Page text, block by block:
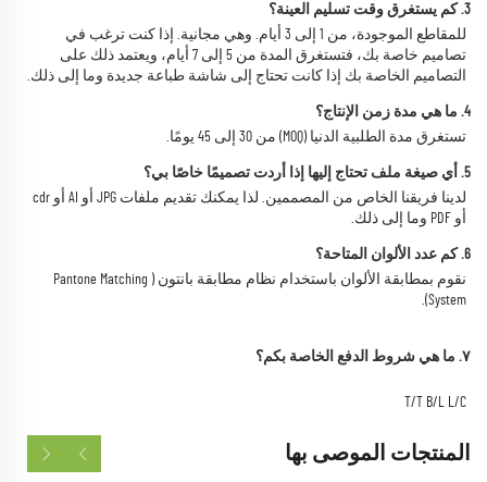
3. كم يستغرق وقت تسليم العينة؟
التصاميم الخاصة بك إذا كانت تحتاج إلى شاشة طباعة جديدة وما إلى ذلك.
4. ما هي مدة زمن الإنتاج؟
تستغرق مدة الطلبية الدنيا (MOQ) من 30 إلى 45 يومًا.
5. أي صيغة ملف تحتاج إليها إذا أردت تصميمًا خاصًا بي؟
أو PDF وما إلى ذلك.
6. كم عدد الألوان المتاحة؟
نقوم بمطابقة الألوان باستخدام نظام مطابقة بانتون (Pantone Matching
System).
٧. ما هي شروط الدفع الخاصة بكم؟
T/T B/L L/C
المنتجات الموصى بها